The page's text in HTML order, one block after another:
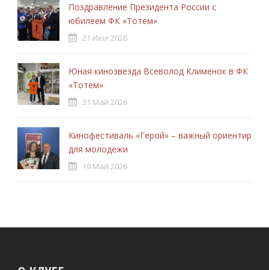
Поздравление Президента России с
юбилеем ФК «Тотем»
21 Июл 2026
Юная кинозвезда Всеволод Клименок в ФК
«Тотем»
21 Май 2026
Кинофестиваль «Герой» – важный ориентир
для молодежи
19 Май 2026